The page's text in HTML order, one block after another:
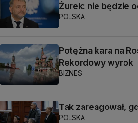
Żurek: nie będzie
POLSKA
Potężna kara na
Rekordowy wyrok
BIZNES
Tak zareagował,
POLSKA